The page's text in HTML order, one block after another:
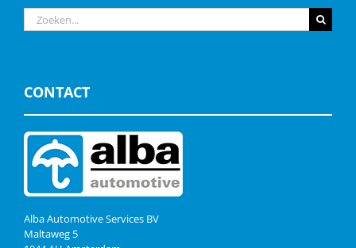
Zoeken
naar:
CONTACT
Alba Automotive Services BV
Maltaweg 5